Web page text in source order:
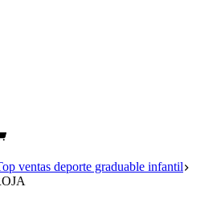
ventas deporte graduable infantil